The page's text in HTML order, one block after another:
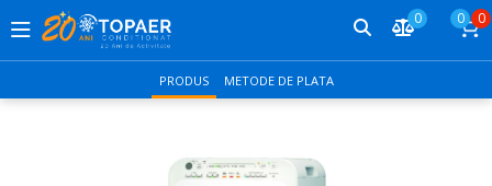
0 0 0
PRODUS METODE DE PLATA